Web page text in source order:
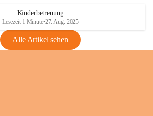
Kinderbetreuung
Lesezeit 1 Minute•27. Aug. 2025
Alle Artikel sehen